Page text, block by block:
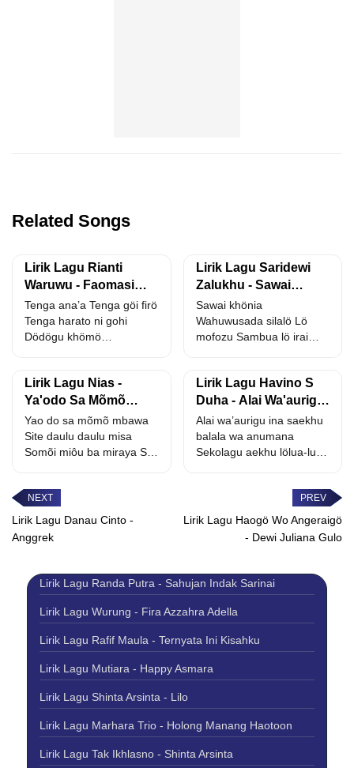
Related Songs
Lirik Lagu Rianti
Waruwu - Faomasi
Silö Tebulö
Tenga ana’a Tenga göi firö
Tenga harato ni gohi
Dödögu khömö
Lirik Lagu Saridewi
Zalukhu - Sawai
Khönia
Sawai khönia
Wahuwusada silalö Lö
mofozu Sambua lö irai
Lirik Lagu Nias -
Ya'odo Sa Mõmõ
Mbawa (Romanus
Bu'ulolo)
Yao do sa mõmõ mbawa
Site daulu daulu misa
Somõi miôu ba miraya Silõ
Lirik Lagu Havino S
Duha - Alai Wa'aurigu
Ina
Alai wa’aurigu ina saekhu
balala wa anumana
Sekolagu aekhu lölua-lua
Lirik Lagu Danau Cinto -
Anggrek
Lirik Lagu Haogö Wo Angeraigö
- Dewi Juliana Gulo
Lirik Lagu Randa Putra - Sahujan Indak Sarinai
Lirik Lagu Wurung - Fira Azzahra Adella
Lirik Lagu Rafif Maula - Ternyata Ini Kisahku
Lirik Lagu Mutiara - Happy Asmara
Lirik Lagu Shinta Arsinta - Lilo
Lirik Lagu Marhara Trio - Holong Manang Haotoon
Lirik Lagu Tak Ikhlasno - Shinta Arsinta